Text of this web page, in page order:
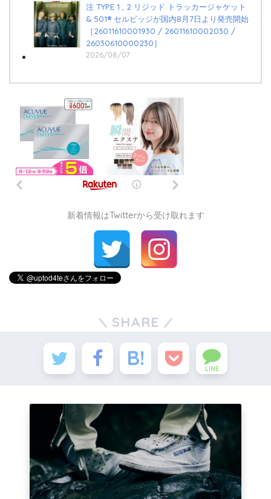
注 TYPE 1 , 2 リジッド トラッカージャケット
& 501®︎ セルビッジが国内8月7日より発売開始
［26011610001930 / 26011610002030 /
26030610000230］
2026/08/07
新着情報はTwitterから受け取れます
SHARE
LINE